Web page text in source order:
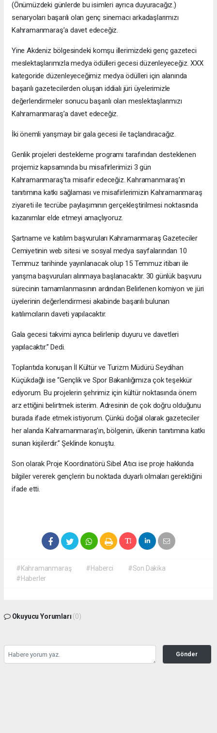
(Önümüzdeki günlerde bu isimleri ayrıca duyuracağız.)
senaryoları başarılı olan genç sinemacı arkadaşlarımızı
Kahramanmaraş’a davet edeceğiz.
Yine Akdeniz bölgesindeki komşu illerimizdeki genç gazeteci
meslektaşlarımızla medya ödülleri gecesi düzenleyeceğiz. XXX
kategoride düzenleyeceğimiz medya ödülleri için alanında
başarılı gazetecilerden oluşan iddialı jüri üyelerimizle
değerlendirmeler sonucu başarılı olan meslektaşlarımızı
Kahramanmaraş’a davet edeceğiz.
İki önemli yarışmayı bir gala gecesi ile taçlandıracağız.
Genlik projeleri destekleme programı tarafından desteklenen
projemiz kapsamında bu misafirlerimizi 3 gün
Kahramanmaraş’ta misafir edeceğiz. Kahramanmaraş’ın
tanıtımına katkı sağlaması ve misafirlerimizin Kahramanmaraş
ziyareti ile tecrübe paylaşımının gerçekleştirilmesi noktasında
kazanımlar elde etmeyi amaçlıyoruz.
Şartname ve katılım başvuruları Kahramanmaraş Gazeteciler
Cemiyetinin web sitesi ve sosyal medya sayfalarından 10
Temmuz tarihinde yayınlanacak olup 15 Temmuz itibarı ile
yarışma başvuruları alınmaya başlanacaktır. 30 günlük başvuru
sürecinin tamamlanmasının ardından Belirlenen komiyon ve jüri
üyelerinin değerlendirmesi akabinde başarılı bulunan
katılımcıların daveti yapılacaktır.
Gala gecesi takvimi ayrıca belirlenip duyuru ve davetleri
yapılacaktır.” Dedi.
Toplantıda konuşan İl Kültür ve Turizm Müdürü Seydihan
Küçükdağlı ise “Gençlik ve Spor Bakanlığımıza çok teşekkür
ediyorum. Bu projelerin şehrimiz için kültür noktasında önem
arz ettiğini belirtmek isterim. Adresinin de çok doğru olduğunu
burada ifade etmek istiyorum. Çünkü doğal olarak gazeteciler
her alanda Kahramanmaraş’ın, bölgenin, ülkenin tanıtımına katkı
sunan kişilerdir.” Şeklinde konuştu.
Son olarak Proje Koordinatörü Sibel Atıcı ise proje hakkında
bilgiler vererek gençlerin bu noktada duyarlı olmaları gerektiğini
ifade etti.
#Kahramanmaraş #Haberci
#Son Dakika
#Haberler
Okuyucu Yorumları (0)
Gönder